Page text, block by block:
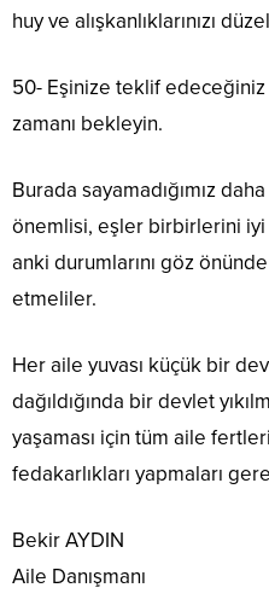
huy ve alışkanlıklarınızı
50- Eşinize teklif
zamanı bekleyin.
Burada sayamadığımız
önemlisi, eşler birbirlerini iyi
anki durumlarını göz
etmeliler.
Her aile yuvası küçük bir
dağıldığında bir devlet
yaşaması için tüm aile
fedakarlıkları yapmaları
Bekir AYDIN
Aile Danışmanı